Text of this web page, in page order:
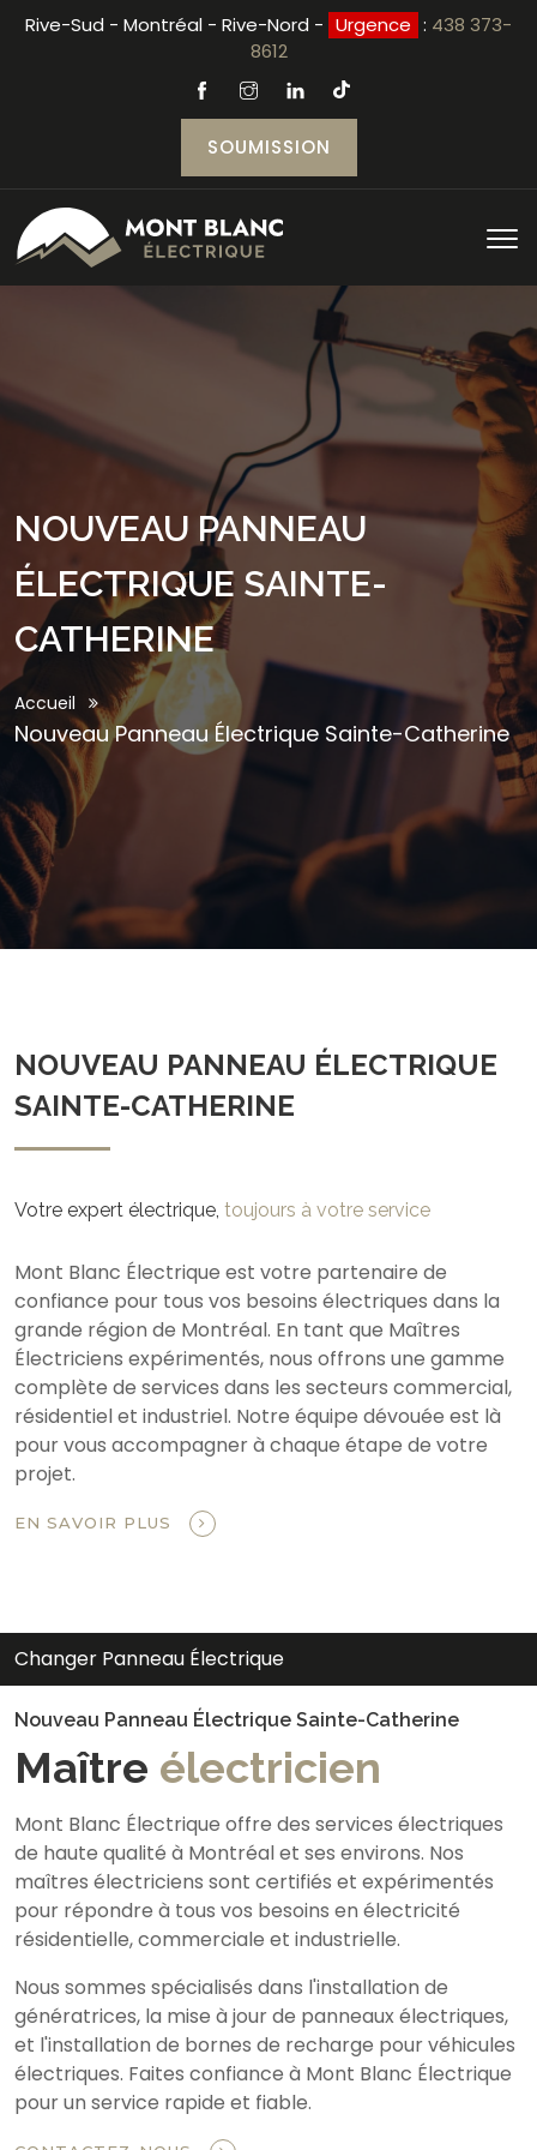
Rive-Sud - Montréal - Rive-Nord - Urgence : 438 373-
8612
SOUMISSION
NOUVEAU PANNEAU
ÉLECTRIQUE SAINTE-
CATHERINE
Accueil
Nouveau Panneau Électrique Sainte-Catherine
NOUVEAU PANNEAU ÉLECTRIQUE
SAINTE-CATHERINE
Votre expert électrique, toujours à votre service
Mont Blanc Électrique est votre partenaire de
confiance pour tous vos besoins électriques dans la
grande région de Montréal. En tant que Maîtres
Électriciens expérimentés, nous offrons une gamme
complète de services dans les secteurs commercial,
résidentiel et industriel. Notre équipe dévouée est là
pour vous accompagner à chaque étape de votre
projet.
EN SAVOIR PLUS
Changer Panneau Électrique
Nouveau Panneau Électrique Sainte-Catherine
Maître électricien
Mont Blanc Électrique offre des services électriques
de haute qualité à Montréal et ses environs. Nos
maîtres électriciens sont certifiés et expérimentés
pour répondre à tous vos besoins en électricité
résidentielle, commerciale et industrielle.
Nous sommes spécialisés dans l'installation de
génératrices, la mise à jour de panneaux électriques,
et l'installation de bornes de recharge pour véhicules
électriques. Faites confiance à Mont Blanc Électrique
pour un service rapide et fiable.